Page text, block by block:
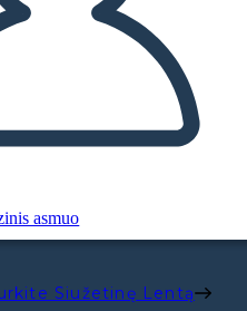
asmuo
Siužetinę Lentą